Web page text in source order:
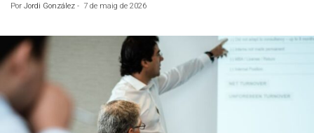
Por Jordi González - 7 de maig de 2026